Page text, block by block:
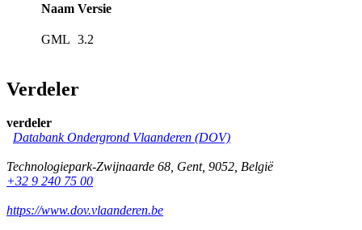
Naam Versie
GML 3.2
Verdeler
verdeler
Databank Ondergrond Vlaanderen (DOV)
Technologiepark-Zwijnaarde 68, Gent, 9052, België
+32 9 240 75 00
https://www.dov.vlaanderen.be